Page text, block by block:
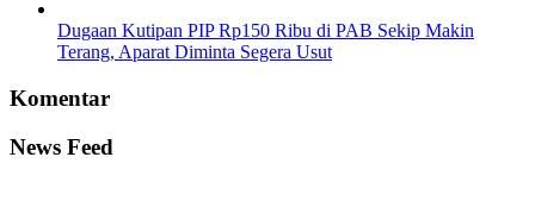
Dugaan Kutipan PIP Rp150 Ribu di PAB Sekip Makin
Terang, Aparat Diminta Segera Usut
Komentar
News Feed